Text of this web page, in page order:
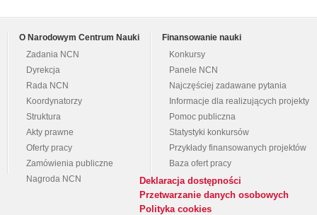
O Narodowym Centrum Nauki
Zadania NCN
Dyrekcja
Rada NCN
Koordynatorzy
Struktura
Akty prawne
Oferty pracy
Zamówienia publiczne
Nagroda NCN
Finansowanie nauki
Konkursy
Panele NCN
Najczęściej zadawane pytania
Informacje dla realizujących projekty
Pomoc publiczna
Statystyki konkursów
Przykłady finansowanych projektów
Baza ofert pracy
Deklaracja dostępności
Przetwarzanie danych osobowych
Polityka cookies